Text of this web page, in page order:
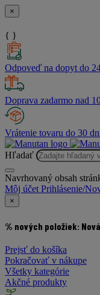
×
{ }
Odpoveď na dopyt do
Doprava zadarmo nad
Vrátenie tovaru do 30
Hľadať
Navrhovaný obsah
Môj účet Prihlásenie/
×
% nových položiek:
Prejsť do košíka
Pokračovať v nákupe
Všetky kategórie
Akčné produkty